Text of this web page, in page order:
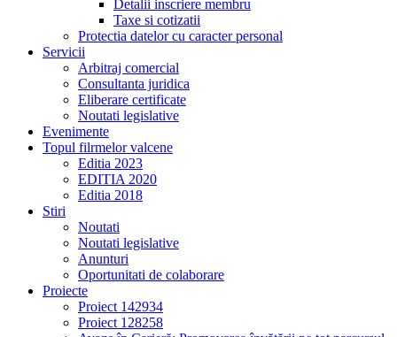
Detalii inscriere membru
Taxe si cotizatii
Protectia datelor cu caracter personal
Servicii
Arbitraj comercial
Consultanta juridica
Eliberare certificate
Noutati legislative
Evenimente
Topul filrmelor valcene
Editia 2023
EDITIA 2020
Editia 2018
Stiri
Noutati
Noutati legislative
Anunturi
Oportunitati de colaborare
Proiecte
Proiect 142934
Proiect 128258